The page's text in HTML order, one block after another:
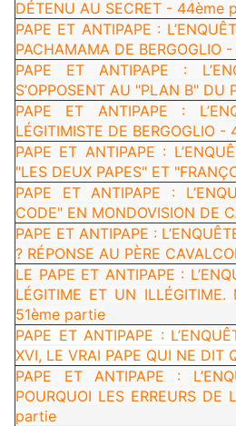
DÉTENU AU SECRET - 44ème
PAPE ET ANTIPAPE :
PACHAMAMA DE BERGOGLIO
PAPE ET ANTIPAPE :
S’OPPOSENT AU "PLAN B"
PAPE ET ANTIPAPE :
LÉGITIMISTE DE BERGOGLIO
PAPE ET ANTIPAPE :
"LES DEUX PAPES" ET
PAPE ET ANTIPAPE :
CODE" EN MONDOVISION DE
PAPE ET ANTIPAPE :
? RÉPONSE AU PÈRE
LE PAPE ET ANTIPAPE :
LÉGITIME ET UN
51ème partie
PAPE ET ANTIPAPE :
XVI, LE VRAI PAPE QUI NE
PAPE ET ANTIPAPE :
POURQUOI LES ERREURS
partie